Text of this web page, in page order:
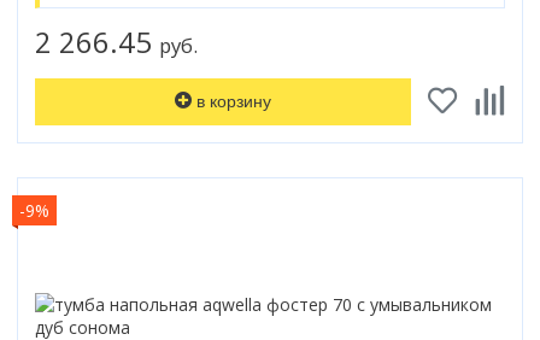
2 266.45 руб.
в корзину
-9%